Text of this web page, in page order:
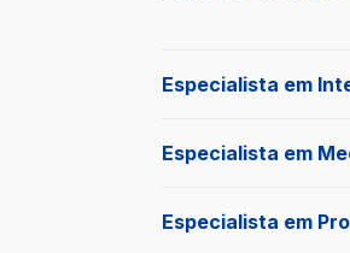
Especialista em
Especialista em
Especialista em